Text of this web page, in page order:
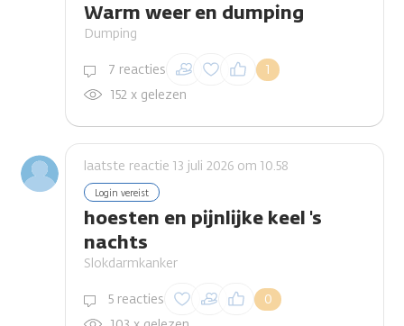
Warm weer en dumping
Dumping
7 reacties 1
Inloggen om een
reactie te plaatsen
152 x gelezen
laatste reactie 13 juli 2026 om 10.58
Login vereist
hoesten en pijnlijke keel 's
nachts
Slokdarmkanker
5 reacties 0
Inloggen om een
reactie te plaatsen